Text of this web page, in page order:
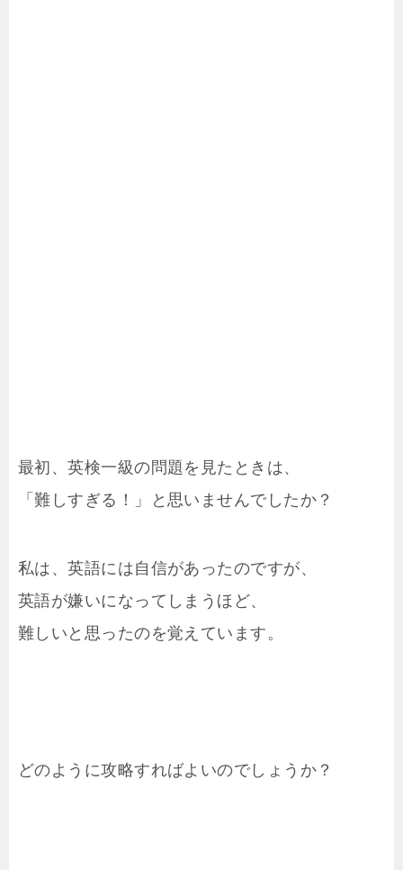
最初、英検一級の問題を見たときは、
「難しすぎる！」と思いませんでしたか？
私は、英語には自信があったのですが、
英語が嫌いになってしまうほど、
難しいと思ったのを覚えています。
どのように攻略すればよいのでしょうか？